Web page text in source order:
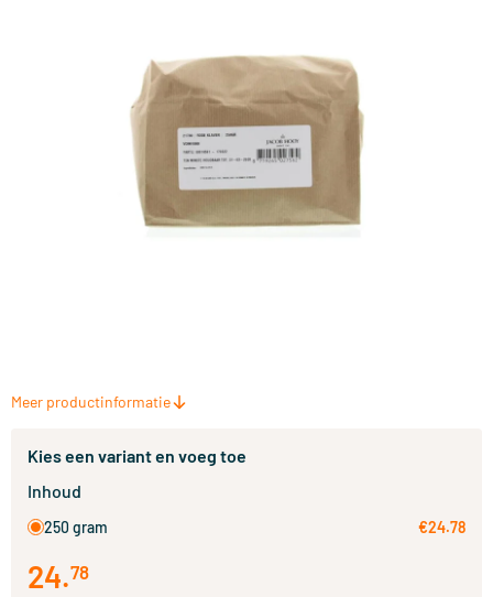
Meer productinformatie
Kies een variant en voeg toe
Inhoud
250 gram €24.78
24.78